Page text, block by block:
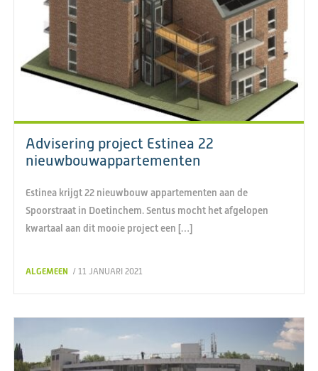
Advisering project Estinea 22
nieuwbouwappartementen
Estinea krijgt 22 nieuwbouw appartementen aan de
Spoorstraat in Doetinchem. Sentus mocht het afgelopen
kwartaal aan dit mooie project een […]
ALGEMEEN / 11 JANUARI 2021